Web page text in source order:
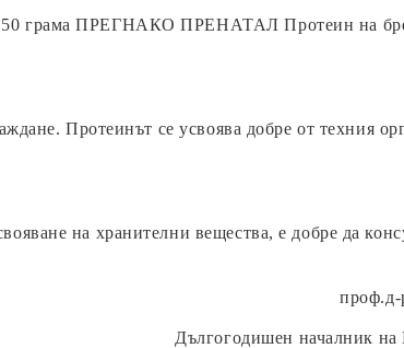
50 грама ПРЕГНАКО ПРЕНАТАЛ Протеин на
Протеинът се усвоява добре от техния
на хранителни вещества, е добре да
Дългогодишен началник